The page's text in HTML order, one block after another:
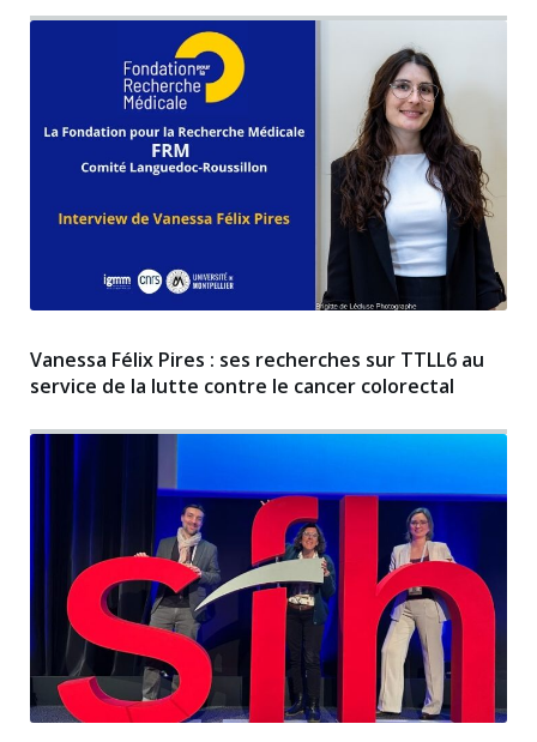
Vanessa Félix Pires : ses recherches sur TTLL6 au
service de la lutte contre le cancer colorectal